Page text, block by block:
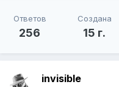
Ответов
256
Создана
15 г.
invisible